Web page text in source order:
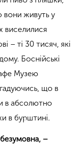
вони живуть у
виселилися
– ті 30 тисяч, які
Боснійські
Музею
що в
в абсолютно
в бурштині.
безумовна, –